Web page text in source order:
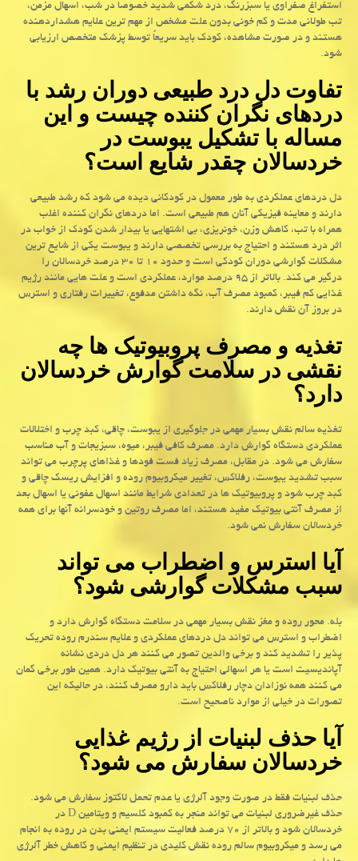
استفراغ صفراوی یا سبزرنگ، درد شکمی شدید خصوصاً در شب، اسهال مزمن،
تب طولانی مدت و کم خونی بدون علت مشخص از مهم ترین علایم هشداردهنده
هستند و در صورت مشاهده، کودک باید سریعاً توسط پزشک متخصص ارزیابی
شود.
تفاوت دل درد طبیعی دوران رشد با
دردهای نگران کننده چیست و این
مساله با تشکیل یبوست در
خردسالان چقدر شایع است؟
دل دردهای عملکردی به طور معمول در کودکانی دیده می شود که رشد طبیعی
دارند و معاینه فیزیکی آنان هم طبیعی است. اما دردهای نگران کننده اغلب
همراه با تب، کاهش وزن، خونریزی، بی اشتهایی یا بیدار شدن کودک از خواب در
اثر درد هستند و احتیاج به بررسی تخصصی دارند و یبوست یکی از شایع ترین
مشکلات گوارشی دوران کودکی است و حدود ۱۰ تا ۳۰ درصد خردسالان را
درگیر می کند. بالاتر از ۹۵ درصد موارد، عملکردی است و علت هایی مانند رژیم
غذایی کم فیبر، کمبود مصرف آب، نگه داشتن مدفوع، تغییرات رفتاری و استرس
در بروز آن نقش دارند.
تغذیه و مصرف پروبیوتیک ها چه
نقشی در سلامت گوارش خردسالان
دارد؟
تغذیه سالم نقش بسیار مهمی در جلوگیری از یبوست، چاقی، کبد چرب و اختلالات
عملکردی دستگاه گوارش دارد. مصرف کافی فیبر، میوه، سبزیجات و آب مناسب
سفارش می شود. در مقابل، مصرف زیاد فست فودها و غذاهای پرچرب می تواند
سبب تشدید یبوست، رفلاکس، تغییر میکروبیوم روده و افزایش ریسک چاقی و
کبد چرب شود و پروبیوتیک ها در تعدادی شرایط مانند اسهال عفونی یا اسهال بعد
از مصرف آنتی بیوتیک مفید هستند، اما مصرف روتین و خودسرانه آنها برای همه
خردسالان سفارش نمی شود.
آیا استرس و اضطراب می تواند
سبب مشکلات گوارشی شود؟
بله. محور روده و مغز نقش بسیار مهمی در سلامت دستگاه گوارش دارد و
اضطراب و استرس می تواند دل دردهای عملکردی و علایم سندرم روده تحریک
پذیر را تشدید کند و برخی والدین تصور می کنند هر دل دردی نشانه
آپاندیسیت است یا هر اسهالی احتیاج به آنتی بیوتیک دارد. همین طور برخی گمان
می کنند همه نوزادان دچار رفلاکس باید دارو مصرف کنند، در حالیکه این
تصورات در خیلی از موارد ناصحیح است.
آیا حذف لبنیات از رژیم غذایی
خردسالان سفارش می شود؟
حذف لبنیات فقط در صورت وجود آلرژی یا عدم تحمل لاکتوز سفارش می شود.
حذف غیرضروری لبنیات می تواند منجر به کمبود کلسیم و ویتامین D در
خردسالان شود و بالاتر از ۷۰ درصد فعالیت سیستم ایمنی بدن در روده به انجام
می رسد و میکروبیوم سالم روده نقش کلیدی در تنظیم ایمنی و کاهش خطر آلرژی